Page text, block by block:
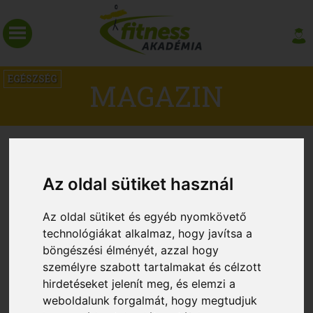
Az oldal sütiket használ
Az oldal sütiket és egyéb nyomkövető
technológiákat alkalmaz, hogy javítsa a
böngészési élményét, azzal hogy
személyre szabott tartalmakat és célzott
hirdetéseket jelenít meg, és elemzi a
weboldalunk forgalmát, hogy megtudjuk
EGÉSZSÉG MAGAZIN
Az edzés segíthet a rossz alvókon